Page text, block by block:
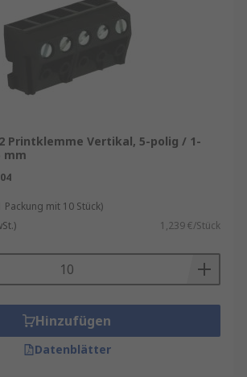
Printklemme Vertikal, 5-polig / 1-
mm
mit 10 Stück)
1,239 €/Stück
Hinzufügen
Datenblätter